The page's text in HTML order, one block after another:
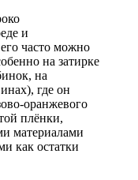
и
часто можно
на затирке
на
где он
оранжевого
плёнки,
материалами
как остатки